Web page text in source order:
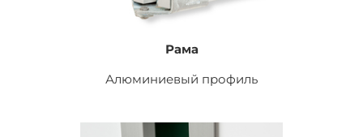
Рама
Алюминиевый профиль